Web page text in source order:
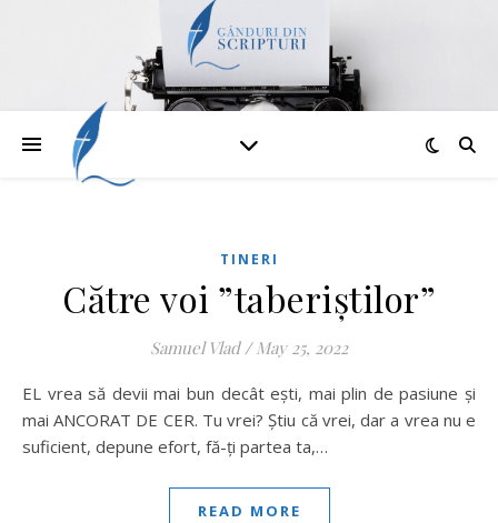
TINERI
Către voi ”taberiștilor”
Samuel Vlad / May 25, 2022
EL vrea să devii mai bun decât ești, mai plin de pasiune și
mai ANCORAT DE CER. Tu vrei? Știu că vrei, dar a vrea nu e
suficient, depune efort, fă-ți partea ta,…
READ MORE